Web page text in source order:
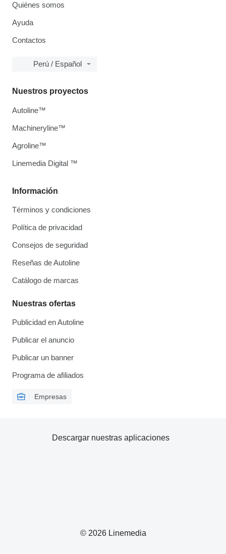
Quiénes somos
Ayuda
Contactos
Perú / Español
Información
Términos y condiciones
Política de privacidad
Consejos de seguridad
Reseñas de Autoline
Catálogo de marcas
Nuestras ofertas
Publicidad en Autoline
Publicar el anuncio
Publicar un banner
Programa de afiliados
Empresas
Nuestros proyectos
Autoline™
Machineryline™
Agroline™
Linemedia Digital ™
© 2026 Linemedia
Descargar nuestras aplicaciones